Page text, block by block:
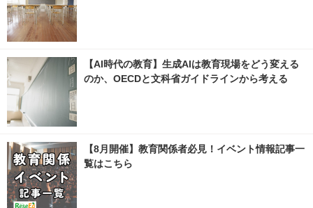
【AI時代の教育】生成AIは教育現場をどう変える
のか、OECDと文科省ガイドラインから考える
【8月開催】教育関係者必見！イベント情報記事一
覧はこちら